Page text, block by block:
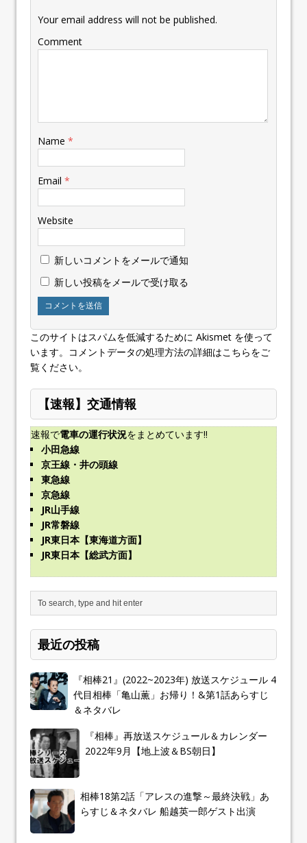
Your email address will not be published.
Comment
Name *
Email *
Website
新しいコメントをメールで通知
新しい投稿をメールで受け取る
このサイトはスパムを低減するために Akismet を使って
います。 コメントデータの処理方法の詳細はこちらをご
覧ください。
【速報】交通情報
速報で電車の運行状況をまとめています!!
小田急線
京王線・井の頭線
東急線
京急線
JR山手線
JR常磐線
JR東日本【東海道方面】
JR東日本【総武方面】
最近の投稿
『相棒21』(2022~2023年) 放送スケジュール 4
代目相棒「亀山薫」お帰り！&第1話あらすじ
＆ネタバレ
『相棒』再放送スケジュール＆カレンダー
2022年9月【地上波＆BS朝日】
相棒18第2話「アレスの進撃～最終決戦」あ
らすじ＆ネタバレ 船越英一郎ゲスト出演